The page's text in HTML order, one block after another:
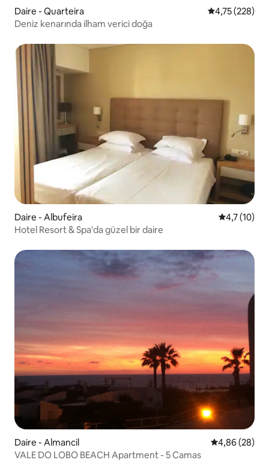
Daire - Quarteira 5 üzerinden
4,75 (228)
Deniz kenarında ilham verici doğa
Daire - Albufeira 54,7 (10)
Hotel Resort & Spa'da güzel bir daire
Daire - Almancil 5 üzerinden
4,86 (28)
VALE DO LOBO BEACH Apartment - 5 Camas